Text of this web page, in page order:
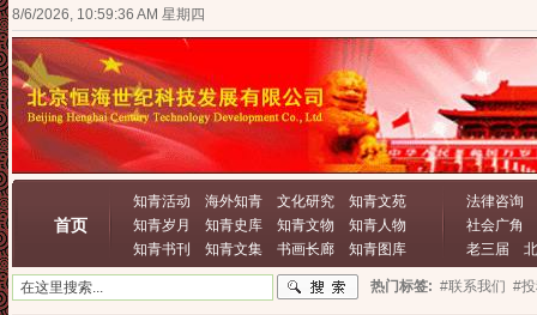
8/6/2026, 10:59:36 AM 星期四
首页
知青活动 海外知青 文化研究
知青文苑
知青岁月
知青史库 知青文物
知青人物
知青书刊
知青文集 书画长廊 知青图库
法律咨询
社会广角
老三届
热门标签: #联系我们 #